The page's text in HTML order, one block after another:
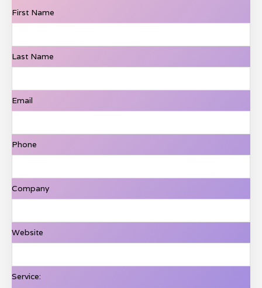
First Name
Last Name
Email
Phone
Company
Website
Service: